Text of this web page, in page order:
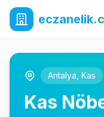
eczanelik
Antalya Kas
Kas